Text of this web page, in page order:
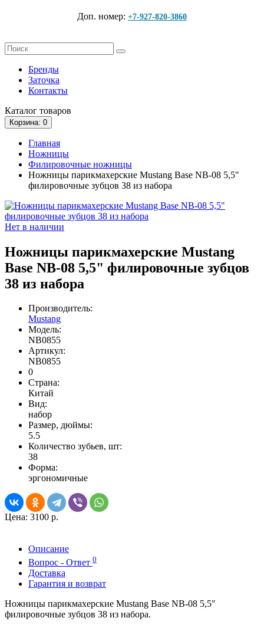
Доп. номер: +7-927-820-3860
Бренды
Заточка
Контакты
Каталог товаров
Корзина: 0
Главная
Ножницы
Филировочные ножницы
Ножницы парикмахерские Mustang Base NB-08 5,5"
филировочные зубцов 38 из набора
Нет в наличии
Ножницы парикмахерские Mustang
Base NB-08 5,5" филировочные зубцов
38 из набора
Производитель:
Mustang
Модель:
NB0855
Артикул:
NB0855
0
Страна:
Китай
Вид:
набор
Размер, дюймы:
5.5
Количество зубьев, шт:
38
Форма:
эргономичные
Цена: 3100 р.
Описание
Вопрос - Ответ 0
Доставка
Гарантия и возврат
Ножницы парикмахерские Mustang Base NB-08 5,5"
филировочные зубцов 38 из набора.